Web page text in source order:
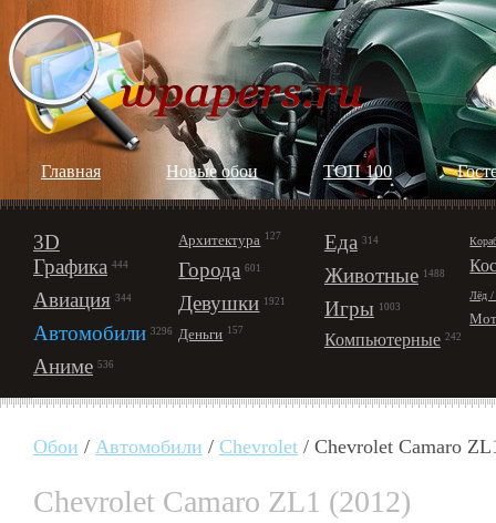
Главная Новые обои ТОП 100
3D
Графика 444
Авиация 344
Автомобили 3296
Аниме 536
Архитектура 127
Города 601
Девушки 1921
Деньги 157
Еда 314
Животные 1488
Игры 1003
Компьютерные 242
Лёд
Обои / Автомобили / Chevrolet / Chevrolet Camaro
Chevrolet Camaro ZL1 (2012)